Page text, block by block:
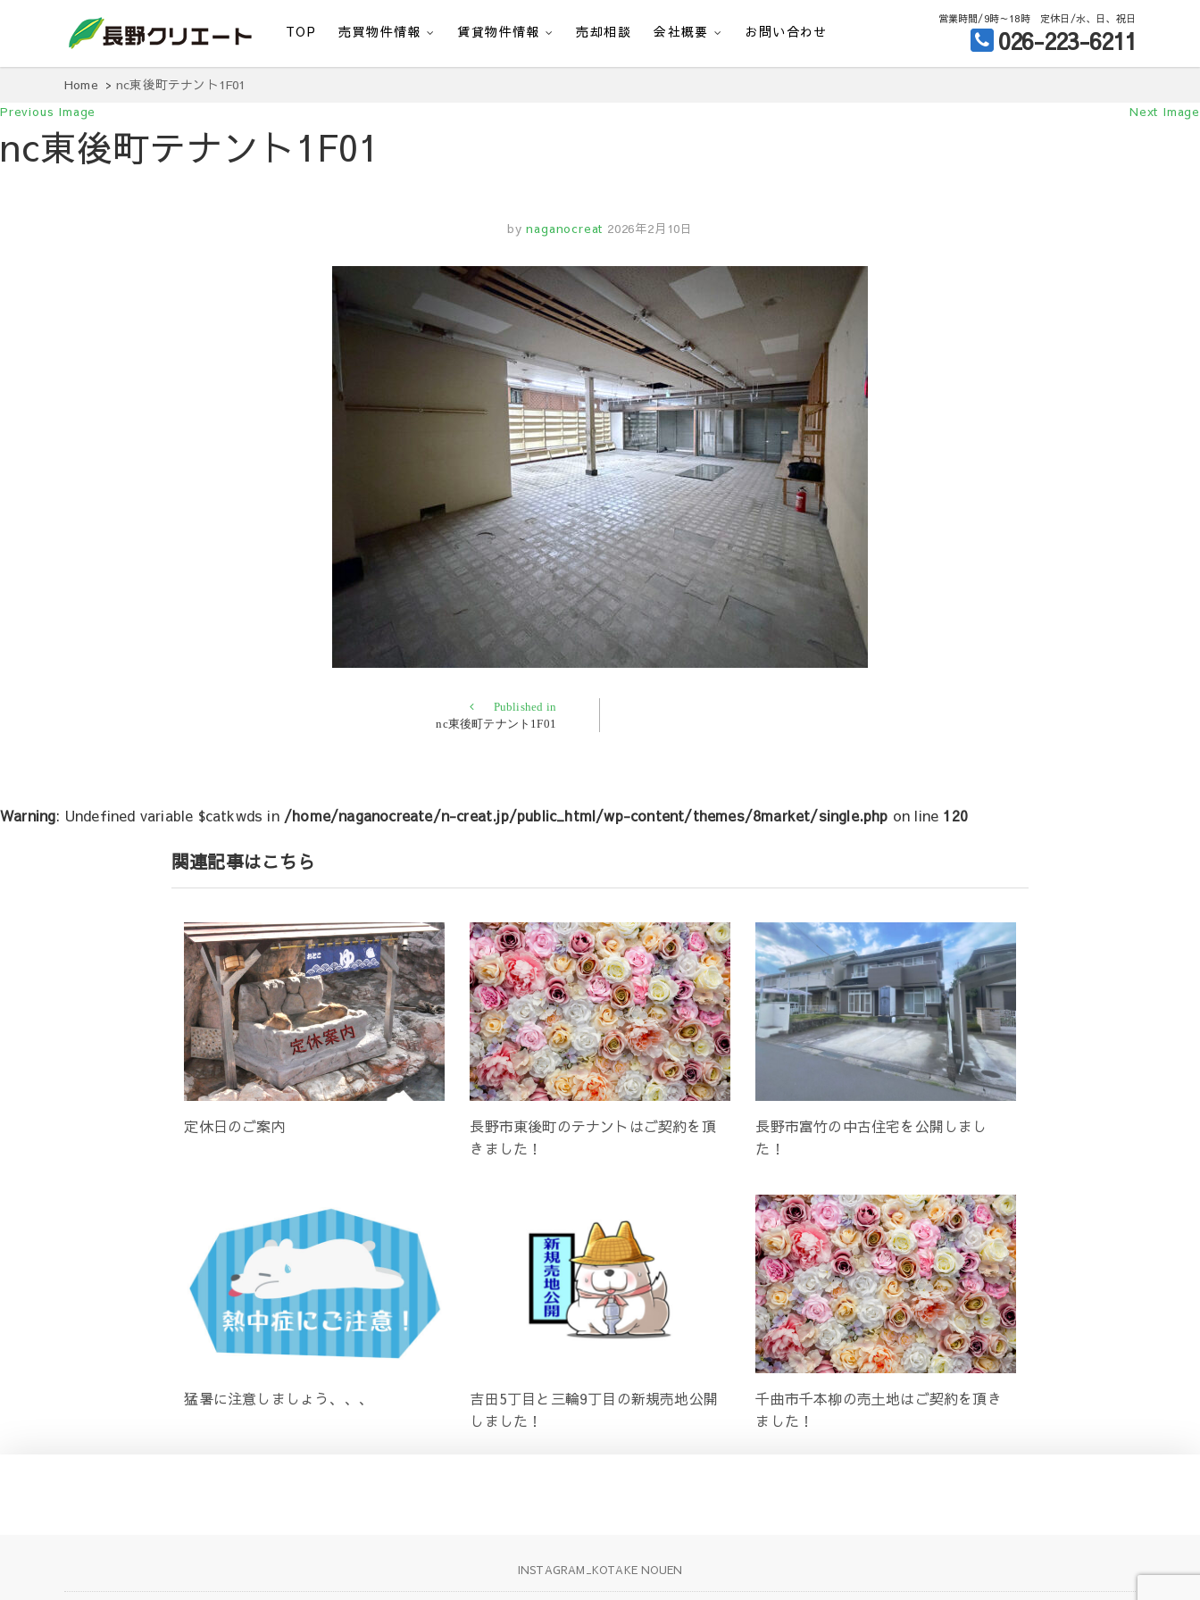
長野クリエート
TOP 売買物件情報 賃貸物件情報 売却相談 会社概要 お問い合わせ
営業時間/9時～18時 定休日/水、日、祝日
026-223-6211
Home nc東後町テナント1F01
Previous Image Next Image
nc東後町テナント1F01
by naganocreat 2026年2月10日
ー
ョ
ン
Published in
nc東後町テナント1F01
Warning: Undefined variable $catkwds in /home/naganocreate/n-creat.jp/public_html/wp-content/themes/8market/single.php on line 120
関連記事はこちら
定休日のご案内
長野市東後町のテナントはご契約を頂
きました！
長野市富竹の中古住宅を公開しまし
た！
猛暑に注意しましょう、、、
吉田5丁目と三輪9丁目の新規売地公開
しました！
千曲市千本柳の売土地はご契約を頂き
ました！
INSTAGRAM_KOTAKE NOUEN